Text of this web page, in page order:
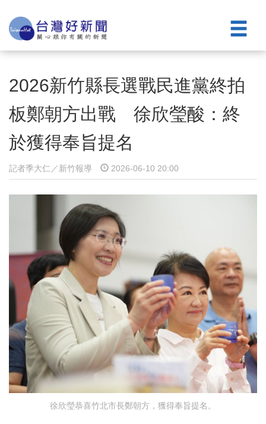
2026新竹縣長選戰民進黨終拍
板鄭朝方出戰 徐欣瑩酸：終
於獲得奉旨提名
記者季大仁／新竹報導 2026-06-10 20:00
徐欣瑩恭喜竹北市長鄭朝方，獲得奉旨提名。